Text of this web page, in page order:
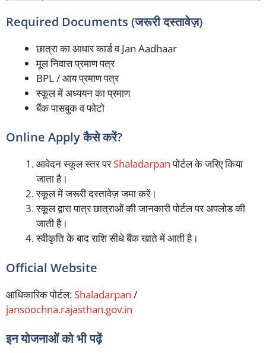
Required Documents (जरूरी दस्तावेज़)
छात्रा का आधार कार्ड व Jan Aadhaar
मूल निवास प्रमाण पत्र
BPL / आय प्रमाण पत्र
स्कूल में अध्ययन का प्रमाण
बैंक पासबुक व फोटो
Online Apply कैसे करें?
आवेदन स्कूल स्तर परShaladarpanपोर्टल के जरिए किया
जाता है।
स्कूल में जरूरी दस्तावेज़ जमा करें।
स्कूल द्वारा पात्र छात्राओं की जानकारी पोर्टल पर अपलोड की
जाती है।
स्वीकृति के बाद राशि सीधे बैंक खाते में आती है।
Official Website
आधिकारिक पोर्टल: Shaladarpan /
jansoochna.rajasthan.gov.in
इन योजनाओं को भी पढ़ें